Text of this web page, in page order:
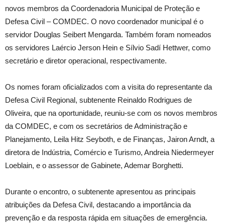
novos membros da Coordenadoria Municipal de Proteção e
Defesa Civil – COMDEC. O novo coordenador municipal é o
servidor Douglas Seibert Mengarda. Também foram nomeados
os servidores Laércio Jerson Hein e Sílvio Sadí Hettwer, como
secretário e diretor operacional, respectivamente.
Os nomes foram oficializados com a visita do representante da
Defesa Civil Regional, subtenente Reinaldo Rodrigues de
Oliveira, que na oportunidade, reuniu-se com os novos membros
da COMDEC, e com os secretários de Administração e
Planejamento, Leila Hitz Seyboth, e de Finanças, Jairon Arndt, a
diretora de Indústria, Comércio e Turismo, Andreia Niedermeyer
Loeblain, e o assessor de Gabinete, Ademar Borghetti.
Durante o encontro, o subtenente apresentou as principais
atribuições da Defesa Civil, destacando a importância da
prevenção e da resposta rápida em situações de emergência.